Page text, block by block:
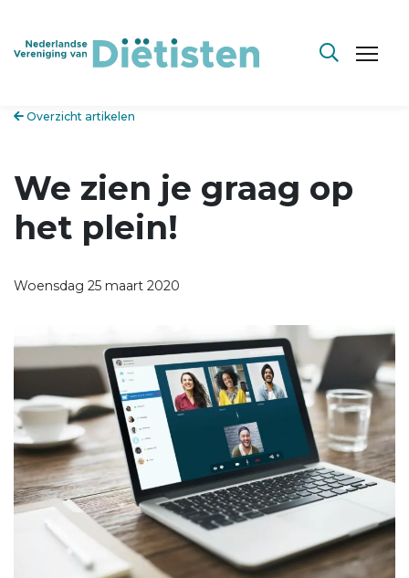
Overzicht artikelen
We zien je graag op
het plein!
Woensdag 25 maart 2020